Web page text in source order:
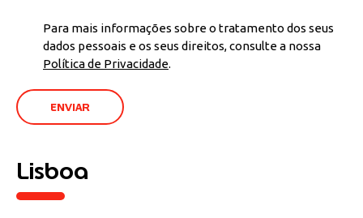
Para mais informações sobre o tratamento dos seus
dados pessoais e os seus direitos, consulte a nossa
Política de Privacidade.
Lisboa